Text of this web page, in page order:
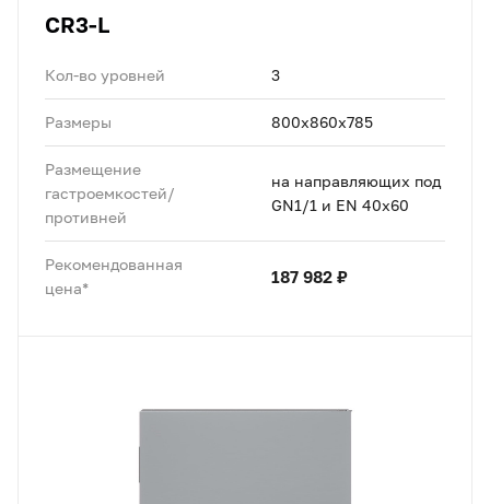
CR3-L
Кол-во уровней 3
Размеры 800x860x785
Размещение
гастроемкостей/
противней
на направляющих под
GN1/1 и EN 40x60
Рекомендованная
цена*
187 982 ₽